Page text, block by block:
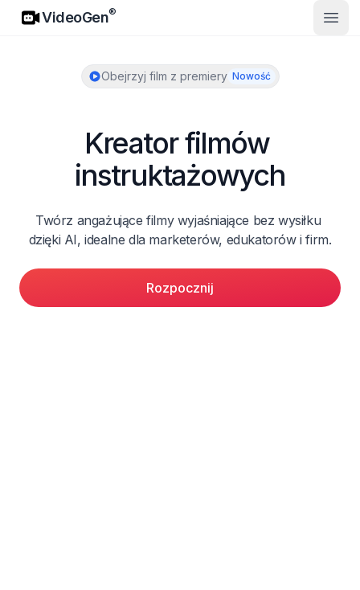
VideoGen
VideoGen®
Obejrzyj film z premiery Nowość
Kreator filmów
instruktażowych
Twórz angażujące filmy wyjaśniające bez wysiłku
dzięki AI, idealne dla marketerów, edukatorów i firm.
Rozpocznij